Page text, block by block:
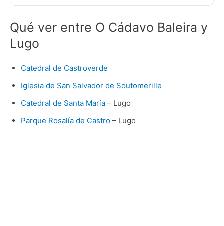
Qué ver entre O Cádavo Baleira y
Lugo
Catedral de Castroverde
Iglesia de San Salvador de Soutomerille
Catedral de Santa María– Lugo
Parque Rosalía de Castro– Lugo